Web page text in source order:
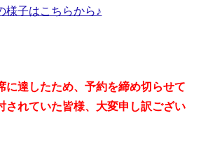
様子はこちらから♪
達したため、予約を締め切らせて
されていた皆様、大変申し訳ござい